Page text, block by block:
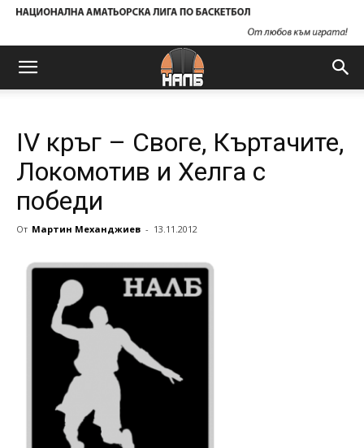
IV кръг – Своге, Къртачите,
Локомотив и Хелга с
победи
От Мартин Механджиев - 13.11.2012